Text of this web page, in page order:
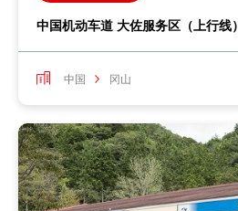
中国机动车道 大佐服务区（上行线）
中国 冈山